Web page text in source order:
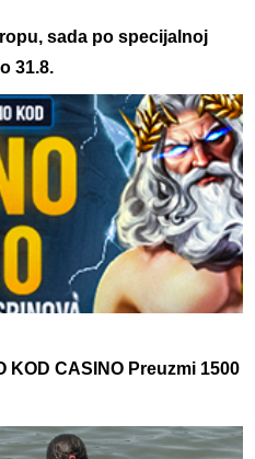
sada po specijalnoj
31.8.
KOD CASINO Preuzmi 1500